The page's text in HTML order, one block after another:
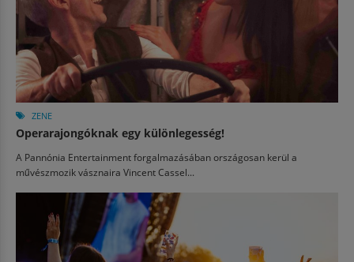
ZENE
Operarajongóknak egy különlegesség!
A Pannónia Entertainment forgalmazásában országosan kerül a
művészmozik vásznaira Vincent Cassel...